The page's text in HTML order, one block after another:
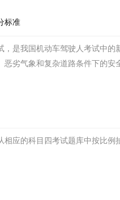
有可能会…
标准
，是我国机动车驾驶人考试中的
恶劣气象和复杂道路条件下的安
处置方法，以及发生交通事故后
相应的科目四考试题库中按比例